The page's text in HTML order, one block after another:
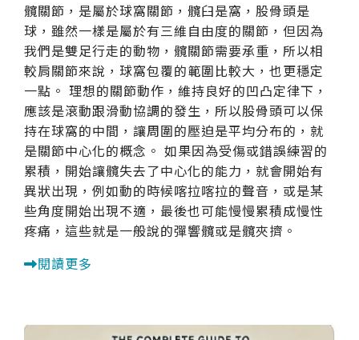
髖關節，是屬於球窩關節，髖臼是窩，股骨頭是
球，雖然一樣是屬於有三維自由度的關節，但因為
我們是雙足行走的動物，髖關節需要承重，所以相
較肩關節來說，球窩包覆的範圍比較大，也更穩定
一點。 理想的關節動作，維持良好的凹凸定律下，
應該是滾動跟滑動協調的發生，所以股骨頭可以保
持在球窩的中間，讓周圍的壓迫是平均分布的，就
是關節中心化的概念。 如果因為受傷或錯誤練習的
累積，開始讓髖失去了中心化的能力，就會開始有
異狀出現，例如動的時候喀拉喀拉的聲音，或是某
些角度開始出現不適，最後也可能慢慢累積成慢性
疼痛，這些就是一般說的彈響髖或是髖夾擠。
閱讀更多